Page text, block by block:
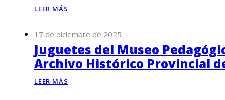
LEER MÁS
17 de diciembre de 2025
Juguetes del Museo
Archivo Histórico Provincial
LEER MÁS